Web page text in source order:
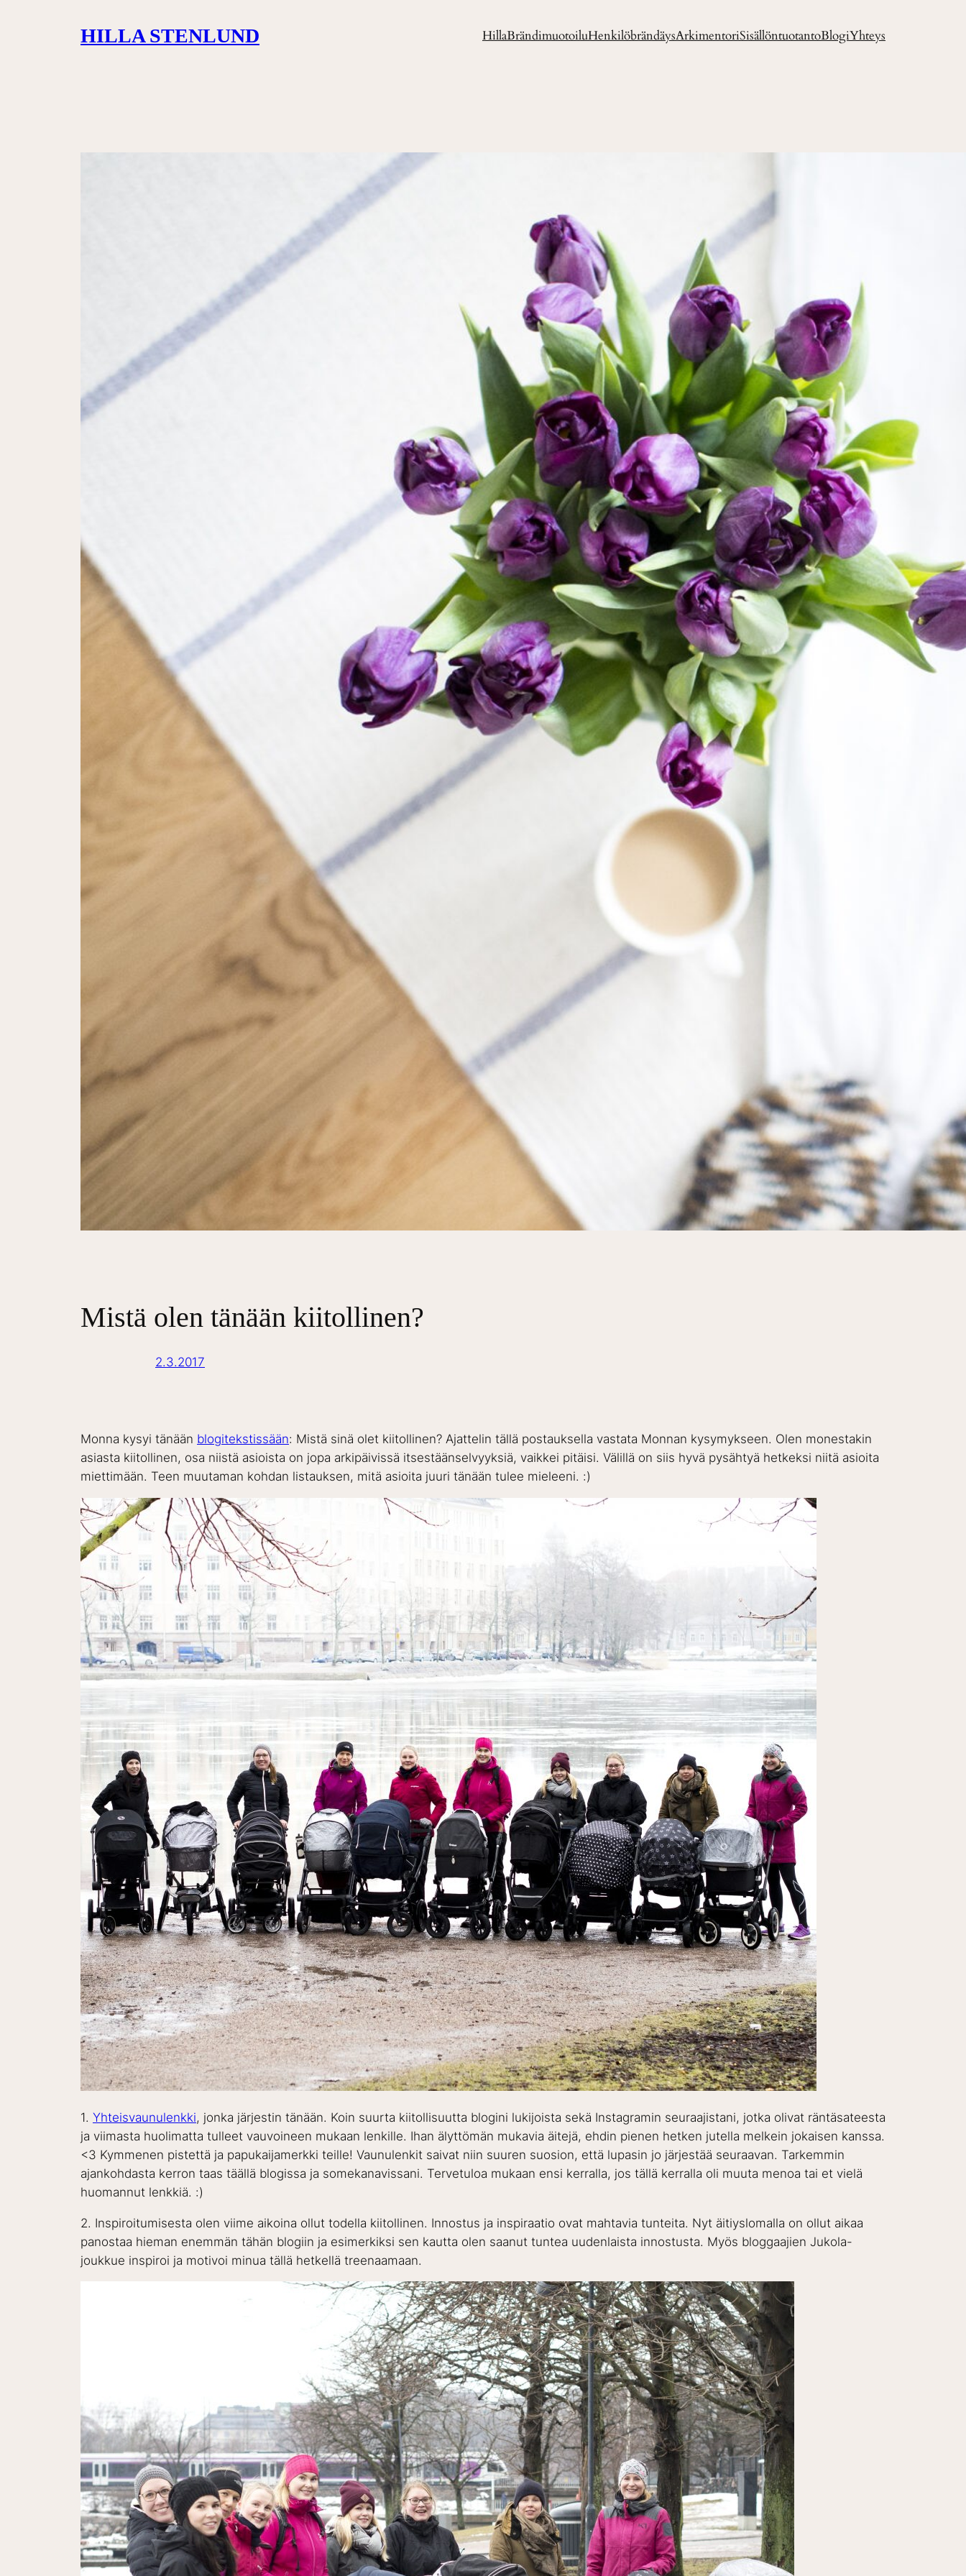
HILLA STENLUND HillaBrändimuotoiluHenkilöbrändäysArkimentoriSisällöntuotantoBlogiYhteys
Mistä olen tänään kiitollinen?
2.3.2017
Monna kysyi tänään blogitekstissään: Mistä sinä olet kiitollinen? Ajattelin tällä postauksella vastata Monnan kysymykseen. Olen monestakin
asiasta kiitollinen, osa niistä asioista on jopa arkipäivissä itsestäänselvyyksiä, vaikkei pitäisi. Välillä on siis hyvä pysähtyä hetkeksi niitä asioita
miettimään. Teen muutaman kohdan listauksen, mitä asioita juuri tänään tulee mieleeni. :)
1. Yhteisvaunulenkki, jonka järjestin tänään. Koin suurta kiitollisuutta blogini lukijoista sekä Instagramin seuraajistani, jotka olivat räntäsateesta
ja viimasta huolimatta tulleet vauvoineen mukaan lenkille. Ihan älyttömän mukavia äitejä, ehdin pienen hetken jutella melkein jokaisen kanssa.
<3 Kymmenen pistettä ja papukaijamerkki teille! Vaunulenkit saivat niin suuren suosion, että lupasin jo järjestää seuraavan. Tarkemmin
ajankohdasta kerron taas täällä blogissa ja somekanavissani. Tervetuloa mukaan ensi kerralla, jos tällä kerralla oli muuta menoa tai et vielä
huomannut lenkkiä. :)
2. Inspiroitumisesta olen viime aikoina ollut todella kiitollinen. Innostus ja inspiraatio ovat mahtavia tunteita. Nyt äitiyslomalla on ollut aikaa
panostaa hieman enemmän tähän blogiin ja esimerkiksi sen kautta olen saanut tuntea uudenlaista innostusta. Myös bloggaajien Jukola-
joukkue inspiroi ja motivoi minua tällä hetkellä treenaamaan.